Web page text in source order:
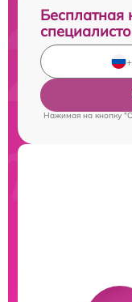
Бесплатная
Нажимая на кнопку